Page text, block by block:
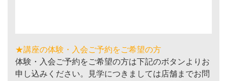
★講座の体験・入会ご予約をご希望の方
体験・入会ご予約をご希望の方は下記のボタンよりお
申し込みください。見学につきましては店舗までお問